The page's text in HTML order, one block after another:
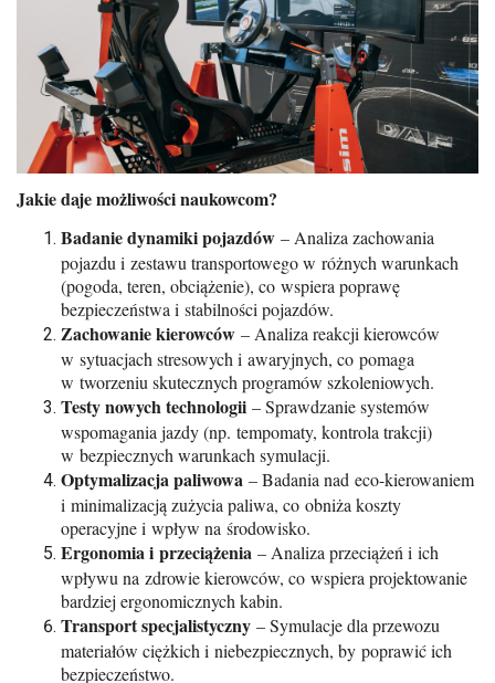
Jakie daje możliwości naukowcom?
Badanie dynamiki pojazdów – Analiza zachowania
pojazdu i zestawu transportowego w różnych warunkach
(pogoda, teren, obciążenie), co wspiera poprawę
bezpieczeństwa i stabilności pojazdów.
Zachowanie kierowców – Analiza reakcji kierowców
w sytuacjach stresowych i awaryjnych, co pomaga
w tworzeniu skutecznych programów szkoleniowych.
Testy nowych technologii – Sprawdzanie systemów
wspomagania jazdy (np. tempomaty, kontrola trakcji)
w bezpiecznych warunkach symulacji.
Optymalizacja paliwowa – Badania nad eco-kierowaniem
i minimalizacją zużycia paliwa, co obniża koszty
operacyjne i wpływ na środowisko.
Ergonomia i przeciążenia – Analiza przeciążeń i ich
wpływu na zdrowie kierowców, co wspiera projektowanie
bardziej ergonomicznych kabin.
Transport specjalistyczny – Symulacje dla przewozu
materiałów ciężkich i niebezpiecznych, by poprawić ich
bezpieczeństwo.